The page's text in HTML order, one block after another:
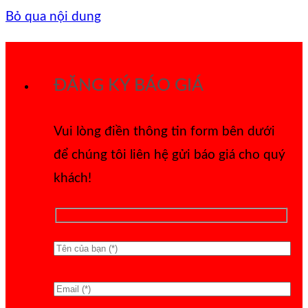
Bỏ qua nội dung
ĐĂNG KÝ BÁO GIÁ
Vui lòng điền thông tin form bên dưới
để chúng tôi liên hệ gửi báo giá cho quý
khách!